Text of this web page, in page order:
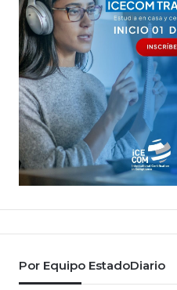
Por Equipo EstadoDiario